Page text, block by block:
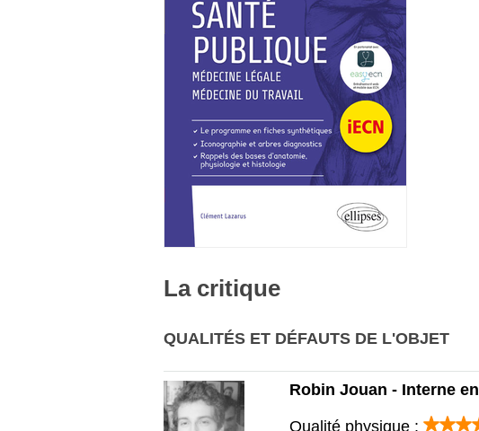
La critique
QUALITÉS ET DÉFAUTS DE L'OBJET
Robin Jouan - Interne
Qualité physique :